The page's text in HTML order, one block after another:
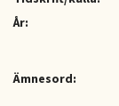
År:
Ämnesord: